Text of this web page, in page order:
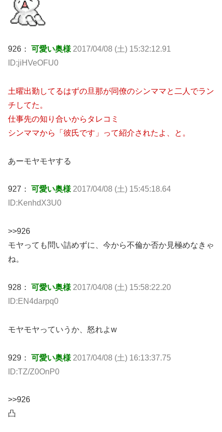
926： 可愛い奥様 2017/04/08 (土) 15:32:12.91
ID:jiHVeOFU0
土曜出勤してるはずの旦那が同僚のシンママと二人でラン
チしてた。
仕事先の知り合いからタレコミ
シンママから「彼氏です」って紹介されたよ、と。
あーモヤモヤする
927： 可愛い奥様 2017/04/08 (土) 15:45:18.64
ID:KenhdX3U0
>>926
モヤっても問い詰めずに、今から不倫か否か見極めなきゃ
ね。
928： 可愛い奥様 2017/04/08 (土) 15:58:22.20
ID:EN4darpq0
モヤモヤっていうか、怒れよw
929： 可愛い奥様 2017/04/08 (土) 16:13:37.75
ID:TZ/Z0OnP0
>>926
凸